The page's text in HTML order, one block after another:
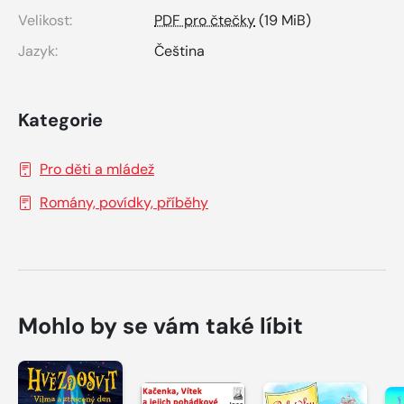
Velikost:
PDF pro čtečky(19 MiB)
Jazyk:
Čeština
Kategorie
Pro děti a mládež
Romány, povídky, příběhy
Mohlo by se vám také líbit